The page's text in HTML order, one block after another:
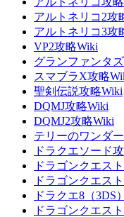
アルトネリコ2攻
アルトネリコ3攻
VP2攻略Wiki
グランファンタ
スマブラX攻略
聖剣伝説攻略Wiki
DQMJ攻略Wiki
DQMJ2攻略Wiki
テリーのワンダ
ドラクエソード
ドラゴンクエス
ドラゴンクエス
ドラクエ8（3DS
ドラゴンクエス